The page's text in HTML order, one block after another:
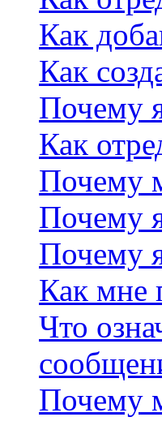
Как
Как
Почему
Как
Почему
Почему
Почему
Как мне
Что
Почему